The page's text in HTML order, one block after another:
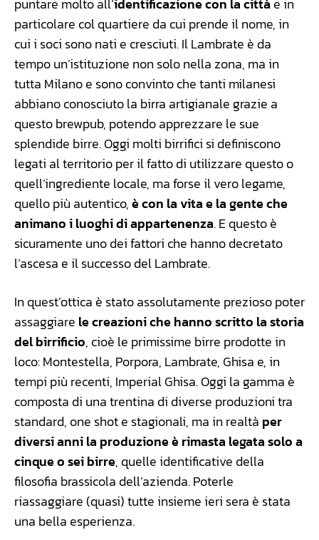
puntare molto all’identificazione con la città e in
particolare col quartiere da cui prende il nome, in
cui i soci sono nati e cresciuti. Il Lambrate è da
tempo un’istituzione non solo nella zona, ma in
tutta Milano e sono convinto che tanti milanesi
abbiano conosciuto la birra artigianale grazie a
questo brewpub, potendo apprezzare le sue
splendide birre. Oggi molti birrifici si definiscono
legati al territorio per il fatto di utilizzare questo o
quell’ingrediente locale, ma forse il vero legame,
quello più autentico,è con la vita e la gente che
animano i luoghi di appartenenza. E questo è
sicuramente uno dei fattori che hanno decretato
l’ascesa e il successo del Lambrate.
In quest’ottica è stato assolutamente prezioso poter
assaggiare le creazioni che hanno scritto la storia
del birrificio, cioè le primissime birre prodotte in
loco: Montestella, Porpora, Lambrate, Ghisa e, in
tempi più recenti, Imperial Ghisa. Oggi la gamma è
composta di una trentina di diverse produzioni tra
standard, one shot e stagionali, ma in realtà per
diversi anni la produzione è rimasta legata solo a
cinque o sei birre, quelle identificative della
filosofia brassicola dell’azienda. Poterle
riassaggiare (quasi) tutte insieme ieri sera è stata
una bella esperienza.